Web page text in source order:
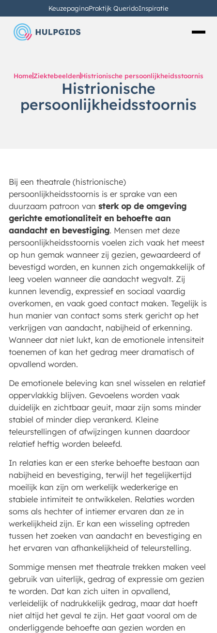
KeuzepaginaPraktijk QueridoInspiratie
HomeZiektebeeldenHistrionische persoonlijkheidsstoornis
Histrionische
persoonlijkheidsstoornis
Bij een theatrale (histrionische)
persoonlijkheidsstoornis is er sprake van een
duurzaam patroon van sterk op de omgeving
gerichte emotionaliteit en behoefte aan
aandacht en bevestiging. Mensen met deze
persoonlijkheidsstoornis voelen zich vaak het meest
op hun gemak wanneer zij gezien, gewaardeerd of
bevestigd worden, en kunnen zich ongemakkelijk of
leeg voelen wanneer die aandacht wegvalt. Zij
kunnen levendig, expressief en sociaal vaardig
overkomen, en vaak goed contact maken. Tegelijk is
hun manier van contact soms sterk gericht op het
verkrijgen van aandacht, nabijheid of erkenning.
Wanneer dat niet lukt, kan de emotionele intensiteit
toenemen of kan het gedrag meer dramatisch of
opvallend worden.
De emotionele beleving kan snel wisselen en relatief
oppervlakkig blijven. Gevoelens worden vaak
duidelijk en zichtbaar geuit, maar zijn soms minder
stabiel of minder diep verankerd. Kleine
teleurstellingen of afwijzingen kunnen daardoor
relatief heftig worden beleefd.
In relaties kan er een sterke behoefte bestaan aan
nabijheid en bevestiging, terwijl het tegelijkertijd
moeilijk kan zijn om werkelijk wederkerige en
stabiele intimiteit te ontwikkelen. Relaties worden
soms als hechter of intiemer ervaren dan ze in
werkelijkheid zijn. Er kan een wisseling optreden
tussen het zoeken van aandacht en bevestiging en
het ervaren van afhankelijkheid of teleurstelling.
Sommige mensen met theatrale trekken maken veel
gebruik van uiterlijk, gedrag of expressie om gezien
te worden. Dat kan zich uiten in opvallend,
verleidelijk of nadrukkelijk gedrag, maar dat hoeft
niet altijd het geval te zijn. Het gaat vooral om de
onderliggende behoefte aan gezien worden en